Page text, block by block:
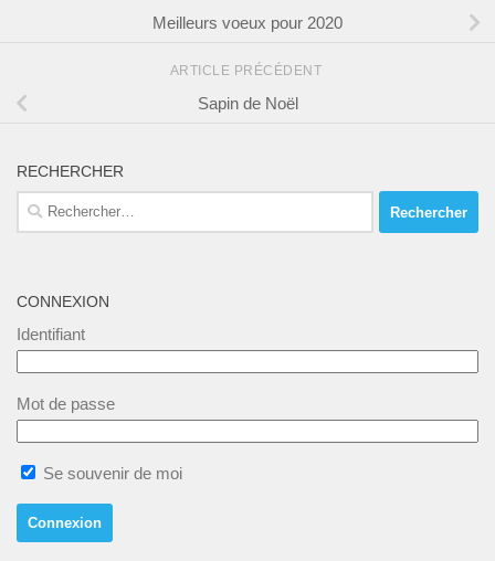
Meilleurs voeux pour 2020
ARTICLE PRÉCÉDENT
Sapin de Noël
RECHERCHER
Rechercher :
CONNEXION
Identifiant
Mot de passe
Se souvenir de moi